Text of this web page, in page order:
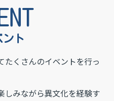
ント
たくさんのイベントを行っ
しみながら異文化を経験す